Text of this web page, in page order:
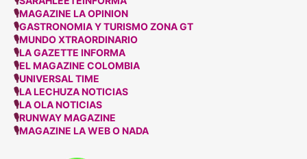
🎙MAGAZINE LA OPINION
🎙GASTRONOMIA Y TURISMO ZONA GT
🎙MUNDO XTRAORDINARIO
🎙LA GAZETTE INFORMA
🎙EL MAGAZINE COLOMBIA
🎙UNIVERSAL TIME
🎙LA LECHUZA NOTICIAS
🎙LA OLA NOTICIAS
🎙RUNWAY MAGAZINE
🎙MAGAZINE LA WEB O NADA